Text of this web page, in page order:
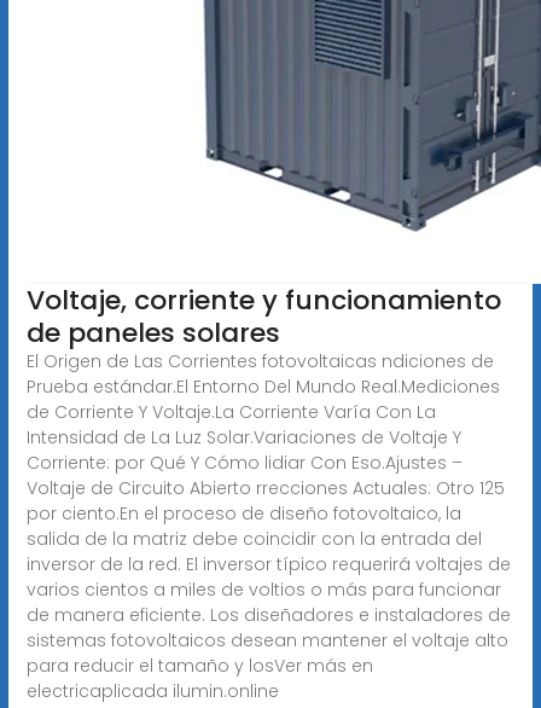
Voltaje, corriente y funcionamiento
de paneles solares
El Origen de Las Corrientes fotovoltaicas ndiciones de
Prueba estándar.El Entorno Del Mundo Real.Mediciones
de Corriente Y Voltaje.La Corriente Varía Con La
Intensidad de La Luz Solar.Variaciones de Voltaje Y
Corriente: por Qué Y Cómo lidiar Con Eso.Ajustes –
Voltaje de Circuito Abierto rrecciones Actuales: Otro 125
por ciento.En el proceso de diseño fotovoltaico, la
salida de la matriz debe coincidir con la entrada del
inversor de la red. El inversor típico requerirá voltajes de
varios cientos a miles de voltios o más para funcionar
de manera eficiente. Los diseñadores e instaladores de
sistemas fotovoltaicos desean mantener el voltaje alto
para reducir el tamaño y losVer más en
electricaplicada ilumin.online